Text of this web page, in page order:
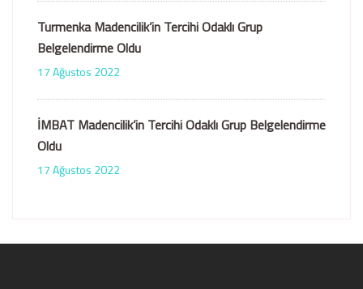
Turmenka Madencilik’in Tercihi Odaklı Grup
Belgelendirme Oldu
17 Ağustos 2022
İMBAT Madencilik’in Tercihi Odaklı Grup Belgelendirme
Oldu
17 Ağustos 2022